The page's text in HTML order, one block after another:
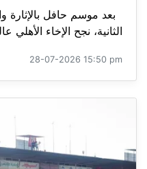
بعد موسم حافل
الثانية، نجح الإخاء
28-07-2026 15:50 pm